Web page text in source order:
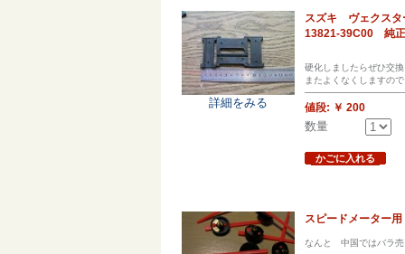
詳細をみる
スズキ ヴェクス
13821-39C00 純
硬化しましたらぜひ交
またよくなくしますの
値段: ￥ 200
数量
かごに入れる
スピードメー
なんと 中国ではバラ